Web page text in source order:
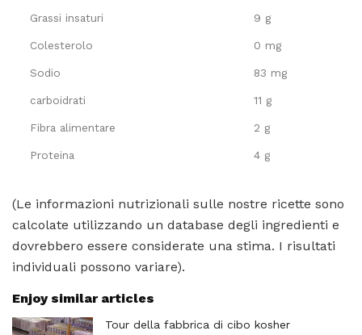
Grassi insaturi 9 g
Colesterolo 0 mg
Sodio 83 mg
carboidrati 11 g
Fibra alimentare 2 g
Proteina 4 g
(Le informazioni nutrizionali sulle nostre ricette sono
calcolate utilizzando un database degli ingredienti e
dovrebbero essere considerate una stima. I risultati
individuali possono variare).
Enjoy similar articles
Tour della fabbrica di cibo kosher